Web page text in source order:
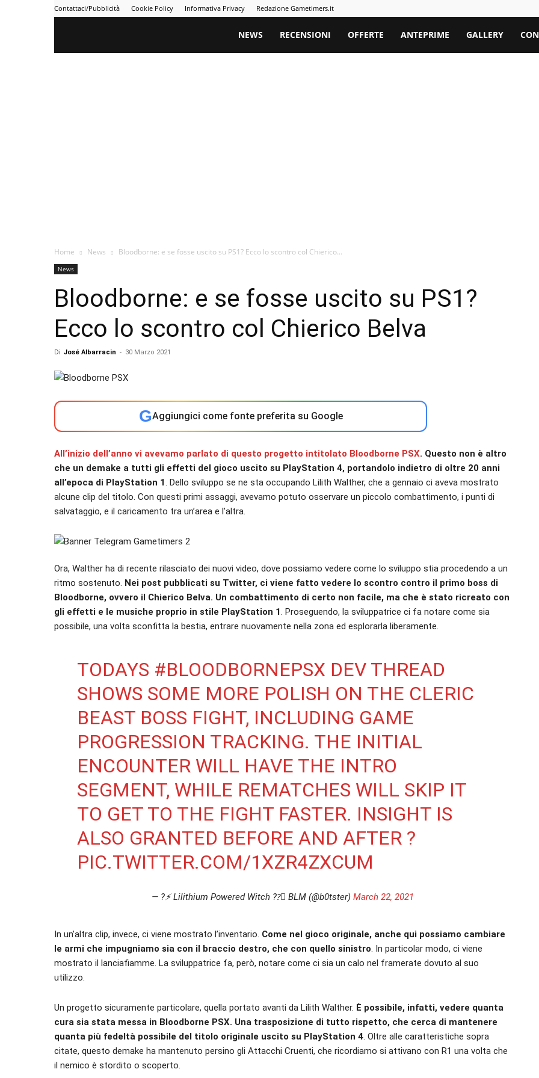
Contattaci/Pubblicità Cookie Policy Informativa Privacy Redazione Gametimers.it
Gametimers
NEWS RECENSIONI OFFERTE ANTEPRIME GALLERY
Home News Bloodborne: e se fosse uscito su PS1? Ecco lo scontro col Chierico...
News
Bloodborne: e se fosse uscito su PS1?
Ecco lo scontro col Chierico Belva
Di José Albarracin - 30 Marzo 2021
GAggiungici come fonte preferita su Google
All’inizio dell’anno vi avevamo parlato di questo progetto intitolato Bloodborne PSX. Questo non è altro
che un demake a tutti gli effetti del gioco uscito su PlayStation 4, portandolo indietro di oltre 20 anni
all’epoca di PlayStation 1. Dello sviluppo se ne sta occupando Lilith Walther, che a gennaio ci aveva mostrato
alcune clip del titolo. Con questi primi assaggi, avevamo potuto osservare un piccolo combattimento, i punti di
salvataggio, e il caricamento tra un’area e l’altra.
Ora, Walther ha di recente rilasciato dei nuovi video, dove possiamo vedere come lo sviluppo stia procedendo a un
ritmo sostenuto. Nei post pubblicati su Twitter, ci viene fatto vedere lo scontro contro il primo boss di
Bloodborne, ovvero il Chierico Belva. Un combattimento di certo non facile, ma che è stato ricreato con
gli effetti e le musiche proprio in stile PlayStation 1. Proseguendo, la sviluppatrice ci fa notare come sia
possibile, una volta sconfitta la bestia, entrare nuovamente nella zona ed esplorarla liberamente.
TODAYS #BLOODBORNEPSX DEV THREAD
SHOWS SOME MORE POLISH ON THE CLERIC
BEAST BOSS FIGHT, INCLUDING GAME
PROGRESSION TRACKING. THE INITIAL
ENCOUNTER WILL HAVE THE INTRO
SEGMENT, WHILE REMATCHES WILL SKIP IT
TO GET TO THE FIGHT FASTER. INSIGHT IS
ALSO GRANTED BEFORE AND AFTER ?️
PIC.TWITTER.COM/1XZR4ZXCUM
— ?⚡ Lilithium Powered Witch ??️‍⚧️ BLM (@b0tster) March 22, 2021
In un’altra clip, invece, ci viene mostrato l’inventario. Come nel gioco originale, anche qui possiamo cambiare
le armi che impugniamo sia con il braccio destro, che con quello sinistro. In particolar modo, ci viene
mostrato il lanciafiamme. La sviluppatrice fa, però, notare come ci sia un calo nel framerate dovuto al suo
utilizzo.
Un progetto sicuramente particolare, quella portato avanti da Lilith Walther. È possibile, infatti, vedere quanta
cura sia stata messa in Bloodborne PSX. Una trasposizione di tutto rispetto, che cerca di mantenere
quanta più fedeltà possibile del titolo originale uscito su PlayStation 4. Oltre alle caratteristiche sopra
citate, questo demake ha mantenuto persino gli Attacchi Cruenti, che ricordiamo si attivano con R1 una volta che
il nemico è stordito o scoperto.